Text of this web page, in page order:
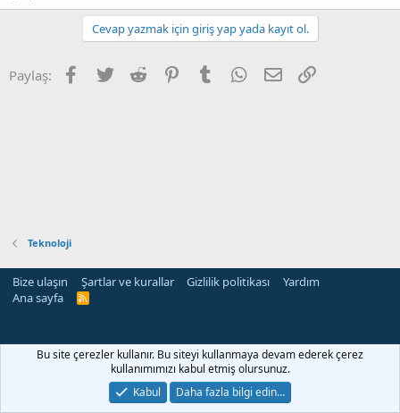
Cevap yazmak için giriş yap yada kayıt ol.
Paylaş: Facebook
Twitter Reddit PinterestTumblr WhatsApp
E-posta
Teknoloji
Bize ulaşın Şartlar ve kurallar Gizlilik politikası
Yardım
Ana sayfa
R
Bu site çerezler kullanır. Bu siteyi kullanmaya devam ederek çerez
kullanımımızı kabul etmiş olursunuz.
Kabul
Daha fazla bilgi edin…